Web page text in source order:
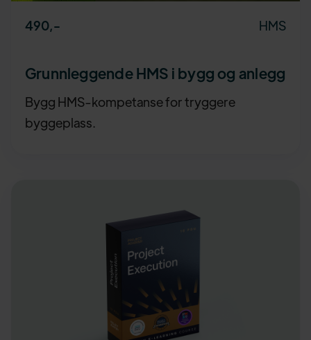
490,- HMS
Grunnleggende HMS i bygg og anlegg
Bygg HMS-kompetanse for tryggere
byggeplass.